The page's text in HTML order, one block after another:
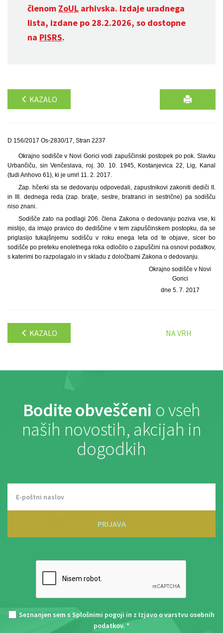
členom ZoUL arhivska. Izdaje uradnega
lista, izdane po 28.2.2026, so dostopne
na PISRS.
KAZALO
D 156/2017 Os-2830/17, Stran 2237
Okrajno sodišče v Novi Gorici vodi zapuščinski postopek po pok. Slavku
Urbančiču, sin Venčeslava, roj. 30. 10. 1945, Kostanjevica 22, Lig, Kanal
(tudi Anhovo 61), ki je umrl 11. 2. 2017.
Zap. hčerki sta se dedovanju odpovedali, zapustnikovi zakoniti dediči II.
in III. dednega reda (zap. bratje, sestre, bratranci in sestrične) pa sodišču
niso znani.
Sodišče zato na podlagi 206. člena Zakona o dedovanju poziva vse, ki
mislijo, da imajo pravico do dediščine v tem zapuščinskem postopku, da se
priglasijo tukajšnjemu sodišču v roku enega leta od te objave, sicer bo
sodišče po preteku enoletnega roka odločilo o zapuščini na osnovi podatkov,
s katerimi bo razpolagalo in v skladu z določbami Zakona o dedovanju.
Okrajno sodišče v Novi
Gorici
dne 5. 7. 2017
KAZALO NA VRH
Bodite obveščeni o vseh
naših novostih, akcijah in
dogodkih
PRIJAVA
Seznanjen sem s Splošnimi pogoji in z Izjavo o varstvu osebnih
podatkov. *